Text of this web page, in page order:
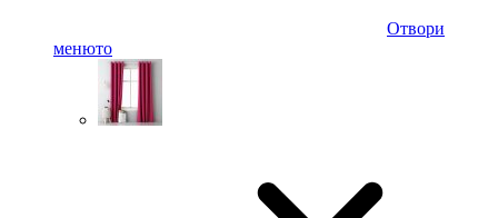
Отвори
менюто